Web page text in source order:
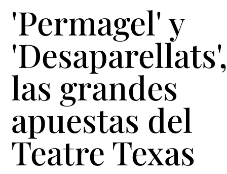
'Permagel' y
las grandes
apuestas del
Teatre Texas